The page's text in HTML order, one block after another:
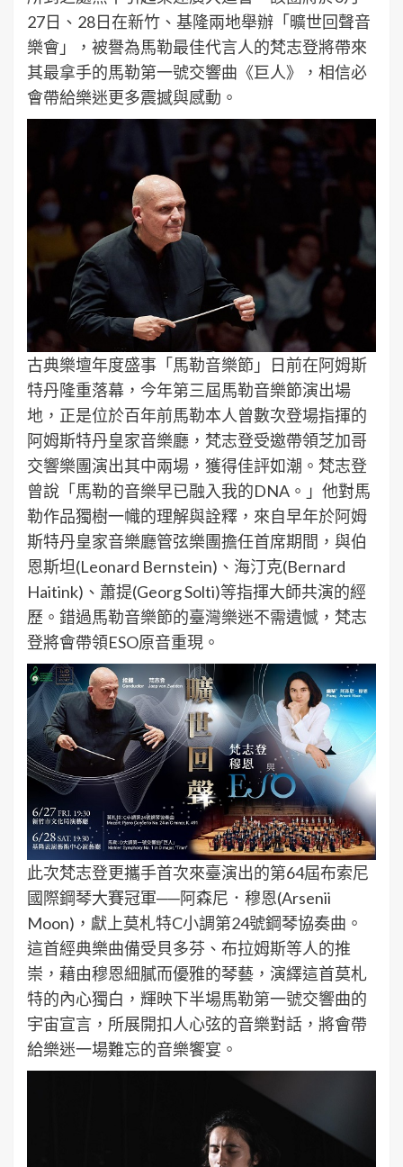
27日、28日在新竹、基隆兩地舉辦「曠世回聲音
樂會」，被譽為馬勒最佳代言人的梵志登將帶來
其最拿手的馬勒第一號交響曲《巨人》，相信必
會帶給樂迷更多震撼與感動。
古典樂壇年度盛事「馬勒音樂節」日前在阿姆斯
特丹隆重落幕，今年第三屆馬勒音樂節演出場
地，正是位於百年前馬勒本人曾數次登場指揮的
阿姆斯特丹皇家音樂廳，梵志登受邀帶領芝加哥
交響樂團演出其中兩場，獲得佳評如潮。梵志登
曾說「馬勒的音樂早已融入我的DNA。」他對馬
勒作品獨樹一幟的理解與詮釋，來自早年於阿姆
斯特丹皇家音樂廳管弦樂團擔任首席期間，與伯
恩斯坦(Leonard Bernstein)、海汀克(Bernard
Haitink)、蕭提(Georg Solti)等指揮大師共演的經
歷。錯過馬勒音樂節的臺灣樂迷不需遺憾，梵志
登將會帶領ESO原音重現。
此次梵志登更攜手首次來臺演出的第64屆布索尼
國際鋼琴大賽冠軍──阿森尼．穆恩(Arsenii
Moon)，獻上莫札特C小調第24號鋼琴協奏曲。
這首經典樂曲備受貝多芬、布拉姆斯等人的推
崇，藉由穆恩細膩而優雅的琴藝，演繹這首莫札
特的內心獨白，輝映下半場馬勒第一號交響曲的
宇宙宣言，所展開扣人心弦的音樂對話，將會帶
給樂迷一場難忘的音樂饗宴。